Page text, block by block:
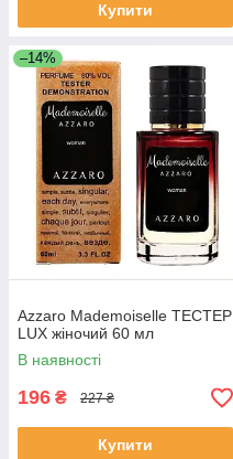
Купити
–14%
Azzaro Mademoiselle ТЕСТЕР
LUX жіночий 60 мл
В наявності
196 ₴ 227 ₴
Купити